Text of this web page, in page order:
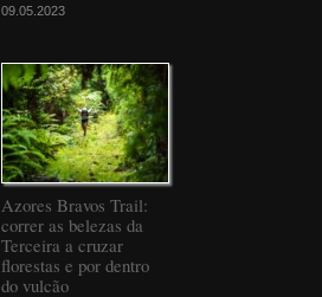
09.05.2023
Azores Bravos Trail:
correr as belezas da
Terceira a cruzar
florestas e por dentro
do vulcão